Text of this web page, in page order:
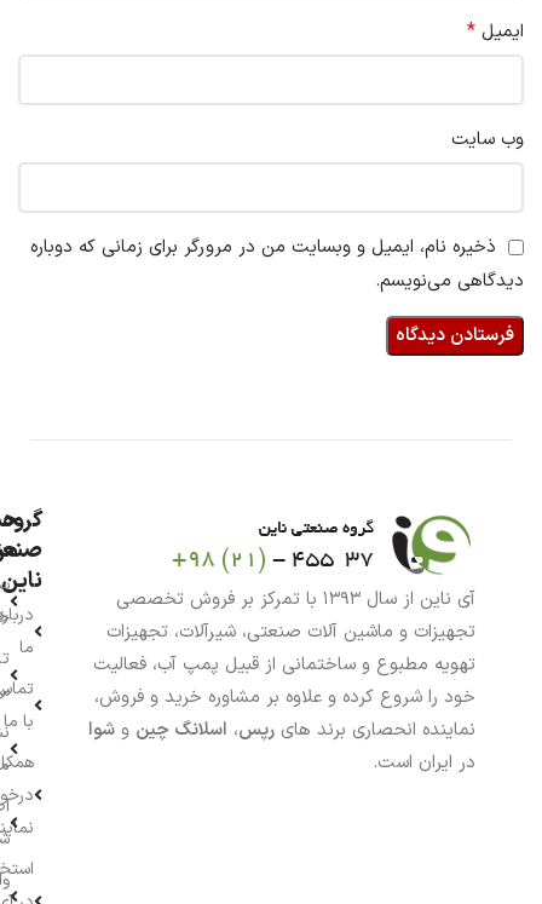
ایمیل *
وب‌ سایت
ذخیره نام، ایمیل و وبسایت من در مرورگر برای زمانی که دوباره
دیدگاهی می‌نویسم.
آی ناین از سال ۱۳۹۳ با تمرکز بر فروش تخصصی
تجهیزات و ماشین آلات صنعتی، شیرآلات، تجهیزات
تهویه مطبوع و ساختمانی از قبیل پمپ آب، فعالیت
خود را شروع کرده و علاوه بر مشاوره خرید و فروش،
نماینده انحصاری برند های رپس، اسلانگ چین و شوا
در ایران است.
گروه
ناین
ما
با ما